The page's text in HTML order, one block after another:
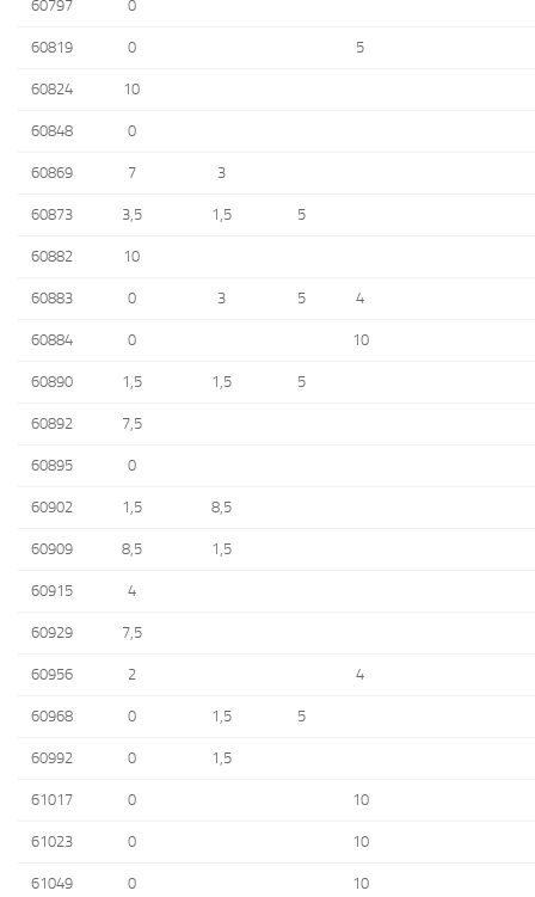
60797 0
60819 0 5
60824 10
60848 0
60869 7 3
60873 3,5 1,5 5
60882 10
60883 0 3 5 4
60884 0 10
60890 1,5 1,5 5
60892 7,5
60895 0
60902 1,5 8,5
60909 8,5 1,5
60915 4
60929 7,5
60956 2 4
60968 0 1,5 5
60992 0 1,5
61017 0 10
61023 0 10
61049 0 10